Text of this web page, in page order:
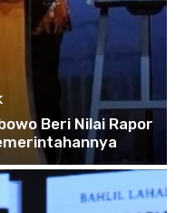
Beri Nilai Rapor